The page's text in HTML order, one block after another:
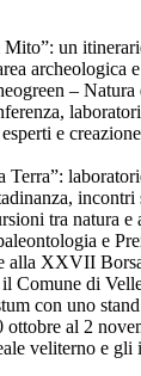
un
archeologica
–
e
Terra”:
tra natura
e
alla XXVII
Comune di
con uno
ottobre al 2
veliterno e